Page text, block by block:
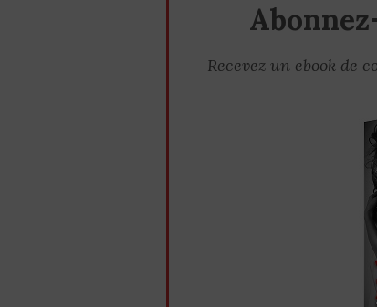
Recevez un ebook de